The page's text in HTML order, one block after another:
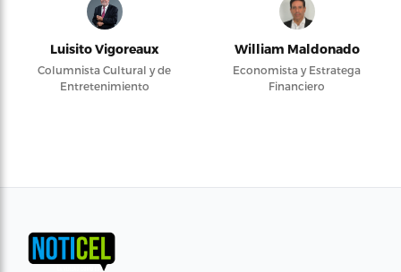
Luisito Vigoreaux
Columnista Cultural y de
Entretenimiento
William Maldonado
Economista y Estratega
Financiero